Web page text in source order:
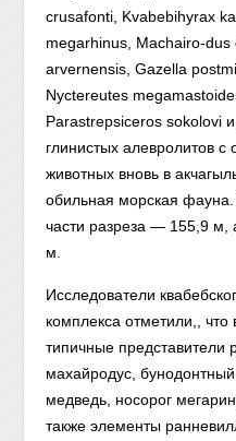
crusafonti, Kvabebihyrax
megarhinus, Machairo-dus
arvernensis, Gazella
Nyctereutes
Parastrepsiceros sokolovi
глинистых алевролитов с
животных вновь в
обильная морская
части разреза — 155,9 м,
м.
Исследователи
комплекса отметили,, что
типичные представители
махайродус,
медведь, носорог
также элементы